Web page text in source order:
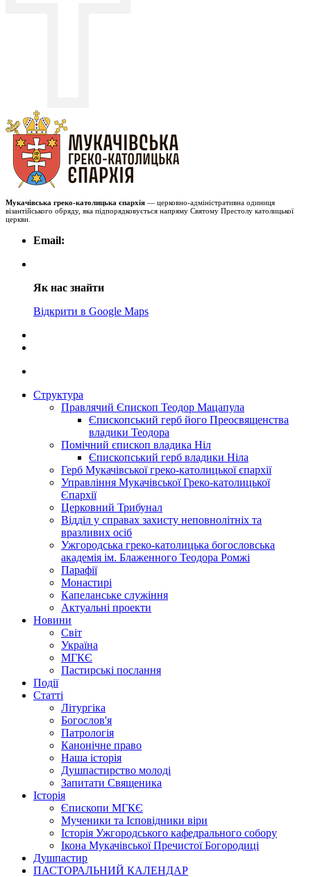
Мукачівська греко-католицька єпархія — церковно-адміністративна одиниця
візантійського обряду, яка підпорядковується напряму Святому Престолу католицької
церкви.
Email:
Як нас знайти
Відкрити в Google Maps
Структура
Правлячий Єпископ Теодор Мацапула
Єпископський герб його Преосвященства
владики Теодора
Помічний єпископ владика Ніл
Єпископський герб владики Ніла
Герб Мукачівської греко-католицької єпархії
Управління Мукачівської Греко-католицької
Єпархії
Церковний Трибунал
Відділ у справах захисту неповнолітніх та
вразливих осіб
Ужгородська греко-католицька богословська
академія ім. Блаженного Теодора Ромжі
Парафії
Монастирі
Капеланське служіння
Актуальні проекти
Новини
Світ
Україна
МГКЄ
Пастирські послання
Події
Статті
Літургіка
Богослов'я
Патрологія
Канонічне право
Наша історія
Душпастирство молоді
Запитати Священика
Історія
Єпископи МГКЄ
Мученики та Ісповідники віри
Історія Ужгородського кафедрального собору
Ікона Мукачівської Пречистої Богородиці
Душпастир
ПАСТОРАЛЬНИЙ КАЛЕНДАР